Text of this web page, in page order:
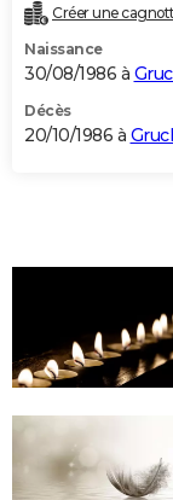
Créer une
Naissance
30/08/1986 à
Décès
20/10/1986 à